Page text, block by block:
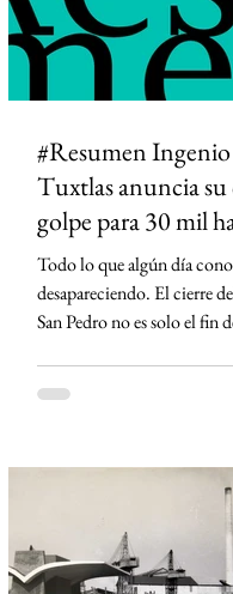
#Resumen Ingenio
Tuxtlas anuncia su
golpe para 30 mil
Todo lo que algún día
desapareciendo. El cierre
San Pedro no es solo el fin
la caña y que hoy enfrenta la
Tuxtlas, la memoria, el
habita los recuerdos y el
ingenios han tenido en la
de México.
https://www.sinmas.org/